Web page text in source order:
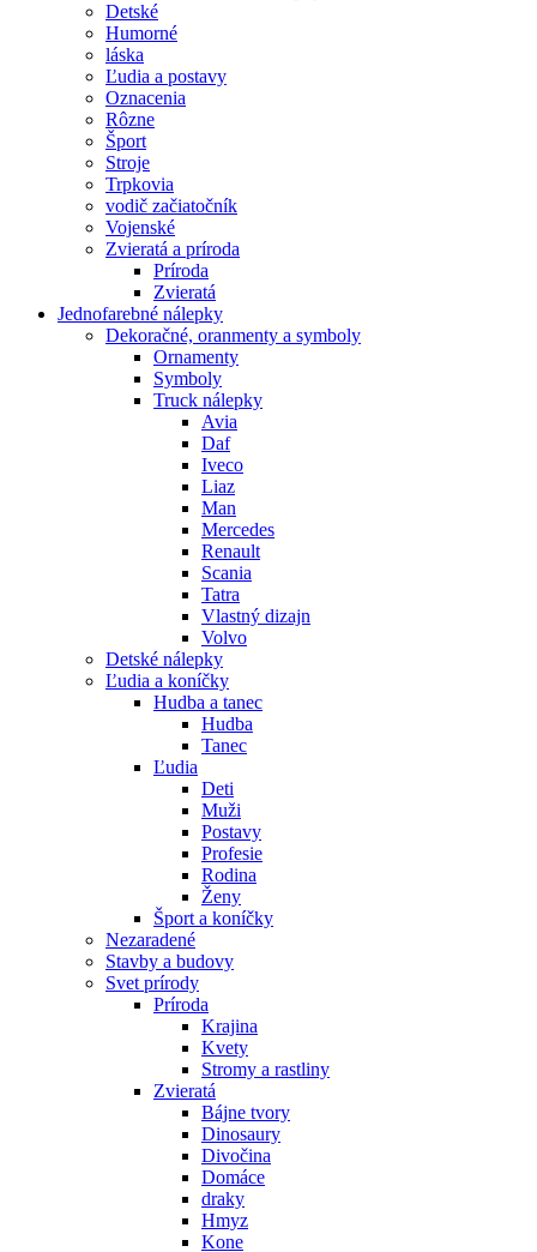
Detské
Humorné
láska
Ľudia a postavy
Oznacenia
Rôzne
Šport
Stroje
Trpkovia
vodič začiatočník
Vojenské
Zvieratá a príroda
Príroda
Zvieratá
Jednofarebné nálepky
Dekoračné, oranmenty a symboly
Ornamenty
Symboly
Truck nálepky
Avia
Daf
Iveco
Liaz
Man
Mercedes
Renault
Scania
Tatra
Vlastný dizajn
Volvo
Detské nálepky
Ľudia a koníčky
Hudba a tanec
Hudba
Tanec
Ľudia
Deti
Muži
Postavy
Profesie
Rodina
Ženy
Šport a koníčky
Nezaradené
Stavby a budovy
Svet prírody
Príroda
Krajina
Kvety
Stromy a rastliny
Zvieratá
Bájne tvory
Dinosaury
Divočina
Domáce
draky
Hmyz
Kone